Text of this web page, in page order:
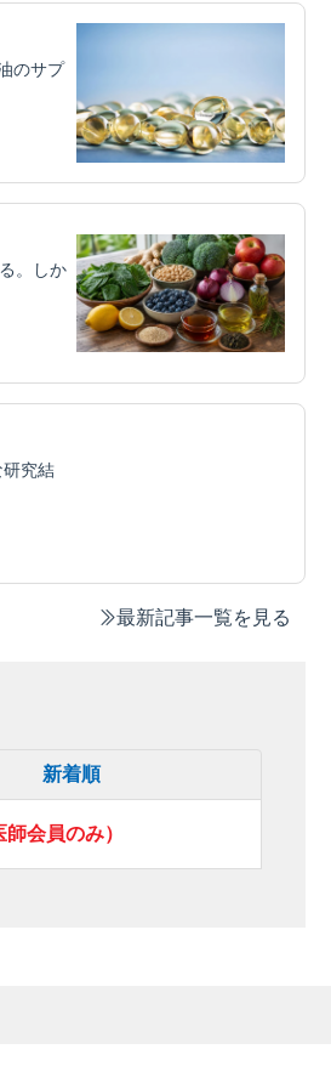
のサプ
。しか
究結
最新記事一覧を見る
新着順
会員のみ）